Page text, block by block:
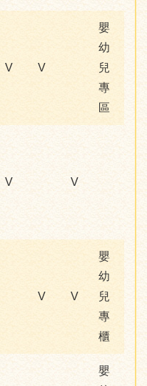
V V
嬰
幼
兒
專
區
V V
V V
嬰
幼
兒
專
櫃
嬰